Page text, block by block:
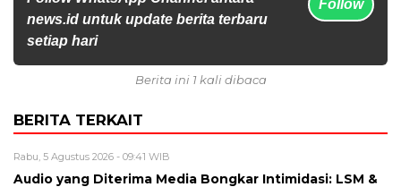
news.id untuk update berita terbaru
setiap hari
Follow
Berita ini 1 kali dibaca
BERITA TERKAIT
Rabu, 5 Agustus 2026 - 09:41 WIB
Audio yang Diterima Media Bongkar Intimidasi: LSM &